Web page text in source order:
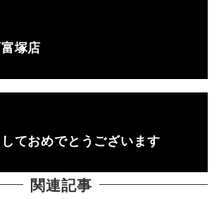
塚店
ておめでとうございます
関連記事